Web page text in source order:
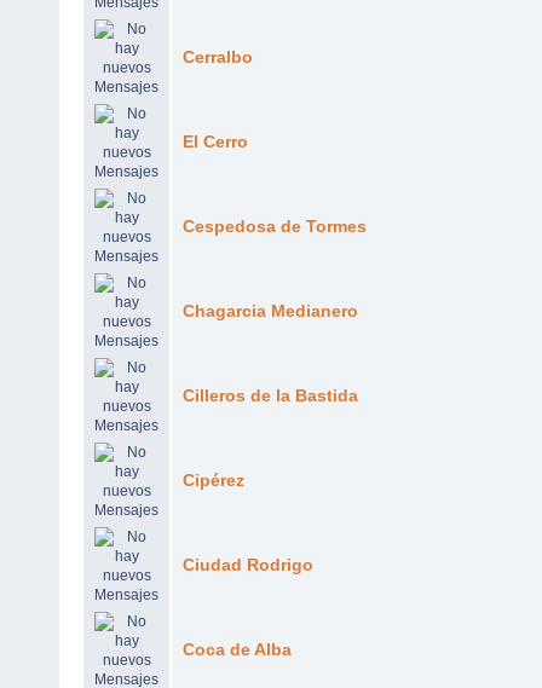
Cerralbo
El Cerro
Cespedosa de Tormes
Chagarcia Medianero
Cilleros de la Bastida
Cipérez
Ciudad Rodrigo
Coca de Alba